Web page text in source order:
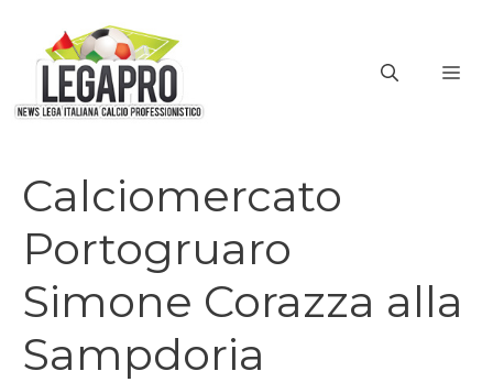
contenuto
Calciomercato
Portogruaro
Simone Corazza alla
Sampdoria